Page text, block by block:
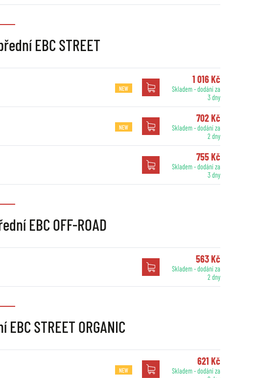
EBC STREET
NEW
1 016 Kč
Skladem - dodání za
3 dny
NEW
702 Kč
Skladem - dodání za
2 dny
755 Kč
Skladem - dodání za
3 dny
EBC OFF-ROAD
563 Kč
Skladem - dodání za
2 dny
STREET ORGANIC
NEW
621 Kč
Skladem - dodání za